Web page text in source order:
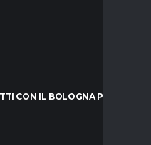
CON IL BOLOGNA PER IL